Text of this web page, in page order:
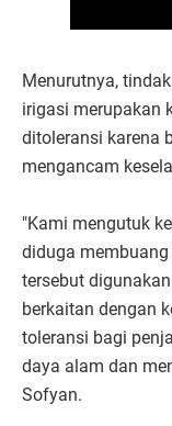
Menurutnya,
irigasi merupakan
ditoleransi karena
mengancam
"Kami mengutuk
diduga
tersebut
berkaitan dengan
toleransi bagi
daya alam dan
Sofyan.